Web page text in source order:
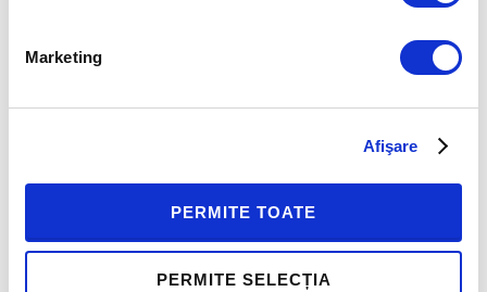
Marketing
Afişare
PERMITE TOATE
PERMITE SELECȚIA